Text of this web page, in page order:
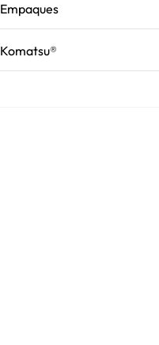
Empaques
Komatsu®